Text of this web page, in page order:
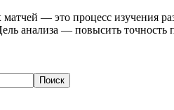
— это процесс изучения
анализа — повысить точность
Поиск